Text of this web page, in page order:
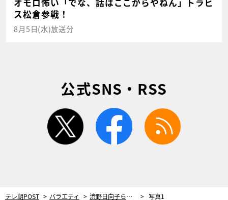
オモロ怖い「でな、話はここからやねん」トラビ
ス松倉参戦！
8月5日(水)放送分
公式SNS・RSS
twitter facebook
テレ朝POST バラエティ 渋野日向子ら最強女子プロが『スポーツ王』に集結！古閑美保「バラエティなんだから声を張るのよ！」 写真1